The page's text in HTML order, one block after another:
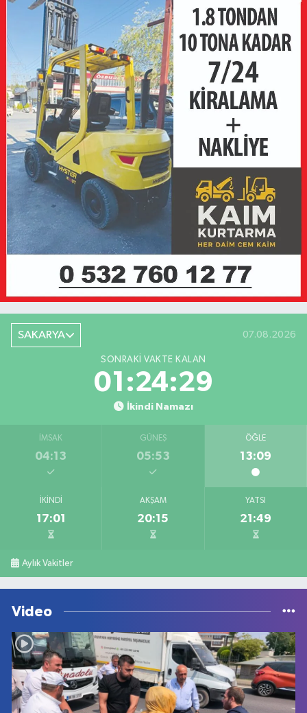
SAKARYA 07.08.2026
SONRAKI VAKTE KALAN
01:24:29
İkindi Namazı
İMSAK
04:13
GÜNEŞ
05:53
ÖĞLE
13:09
İKINDI
17:01
AKŞAM
20:15
YATSI
21:49
Aylık Vakitler
Video